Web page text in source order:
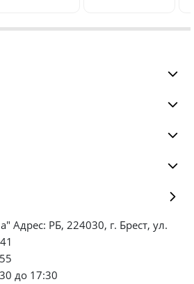
Адрес: РБ, 224030, г. Брест, ул.
до 17:30